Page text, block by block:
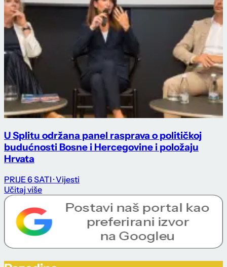
U Splitu održana panel rasprava o političkoj
budućnosti Bosne i Hercegovine i položaju
Hrvata
PRIJE 6 SATI · Vijesti
Učitaj više